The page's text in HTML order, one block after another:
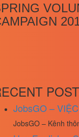
JobsGO –
JobsGO – Kênh